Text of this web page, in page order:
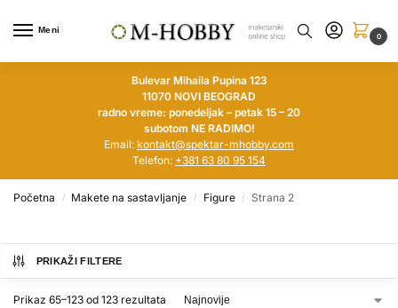
Meni
0
Bulevar Mihaila Pupina 123
11070 NOVI BEOGRAD
radno vreme: ponedeljak – petak 15 – 20
subotom NE RADIMO!
Email: kontakt@spektar-mhobby.com
Telefon: +381 63 80 95 154
Početna / Makete na sastavljanje / Figure / Strana 2
PRIKAŽI FILTERE
Prikaz 65–123 od 123 rezultata